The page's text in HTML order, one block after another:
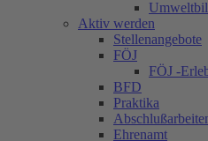
Aktiv werden
Stellenangebote
FÖJ
FÖJ -
BFD
Praktika
Ehrenamt